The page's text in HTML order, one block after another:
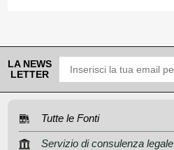
LA NEWS
LETTER
Tutte le Fonti
Servizio di consulenza legale